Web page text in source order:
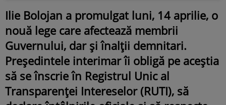
Ilie Bolojan a promulgat luni, 14 aprilie, o
nouă lege care afectează membrii
Guvernului, dar și înalții demnitari.
Președintele interimar îi obligă pe aceștia
să se înscrie în Registrul Unic al
Transparenței Intereselor (RUTI), să